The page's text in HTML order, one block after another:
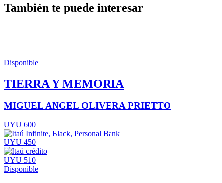
También te puede interesar
Disponible
TIERRA Y MEMORIA
MIGUEL ANGEL OLIVERA PRIETTO
UYU 600
UYU 450
UYU 510
Disponible